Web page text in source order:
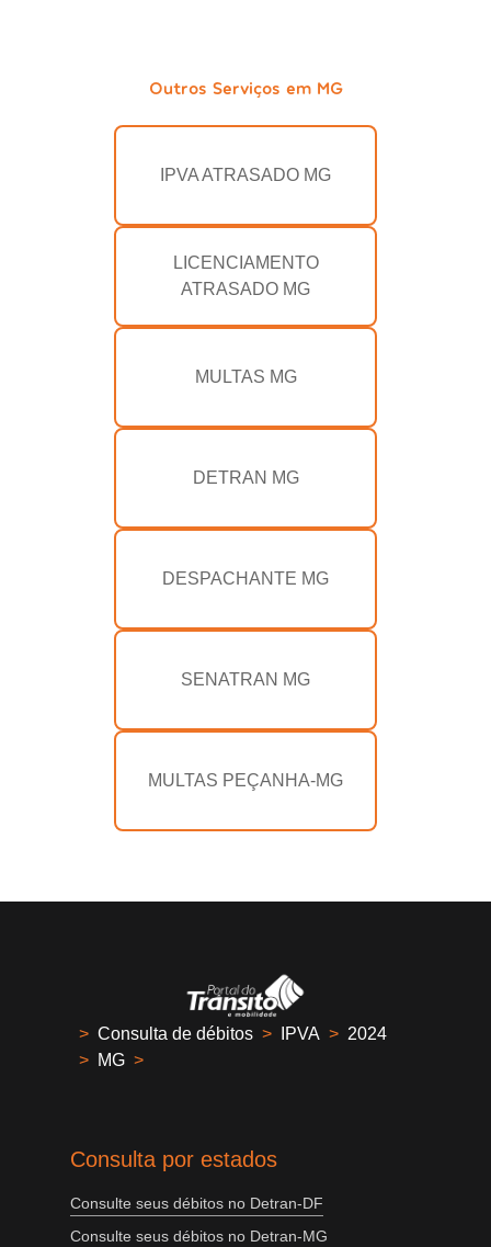
Outros Serviços em MG
IPVA ATRASADO MG
LICENCIAMENTO
ATRASADO MG
MULTAS MG
DETRAN MG
DESPACHANTE MG
SENATRAN MG
MULTAS PEÇANHA-MG
> Consulta de débitos > IPVA > 2024
> MG >
Consulta por estados
Consulte seus débitos no Detran-DF
Consulte seus débitos no Detran-MG